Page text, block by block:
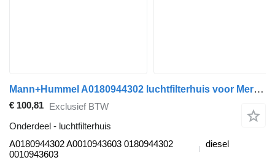
Mann+Hummel A0180944302 luchtfilterhuis voor Mercedes-Benz CITARO (01.98-) bus
€ 100,81 Exclusief BTW
Onderdeel - luchtfilterhuis
A0180944302 A0010943603 0180944302
0010943603
diesel